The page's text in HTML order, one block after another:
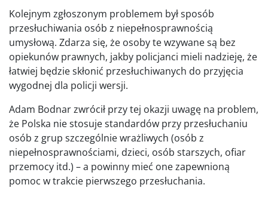
Kolejnym zgłoszonym problemem był sposób
przesłuchiwania osób z niepełnosprawnością
umysłową. Zdarza się, że osoby te wzywane są bez
opiekunów prawnych, jakby policjanci mieli nadzieję, że
łatwiej będzie skłonić przesłuchiwanych do przyjęcia
wygodnej dla policji wersji.
Adam Bodnar zwrócił przy tej okazji uwagę na problem,
że Polska nie stosuje standardów przy przesłuchaniu
osób z grup szczególnie wrażliwych (osób z
niepełnosprawnościami, dzieci, osób starszych, ofiar
przemocy itd.) – a powinny mieć one zapewnioną
pomoc w trakcie pierwszego przesłuchania.